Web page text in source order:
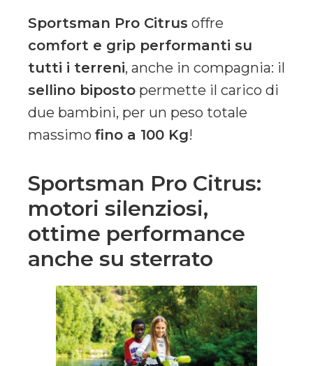
Sportsman Pro Citrus offre
comfort e grip performanti su
tutti i terreni, anche in compagnia: il
sellino biposto permette il carico di
due bambini, per un peso totale
massimo fino a 100 Kg!
Sportsman Pro Citrus:
motori silenziosi,
ottime performance
anche su sterrato